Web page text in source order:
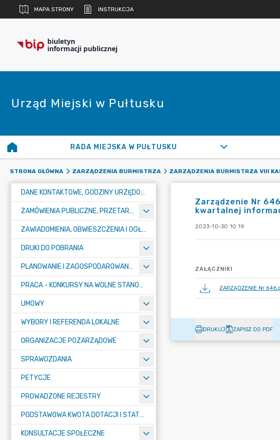
MAPA STRONY INSTRUKCJA
biuletyn
informacji publicznej
Urząd Miejski w Pułtusku
RADA MIEJSKA W PUŁTUSKU
STRONA GŁÓWNA ZARZĄDZENIA BURMISTRZA ZARZĄDZENIA BURMISTRZA VIII
DANE KONTAKTOWE, GODZINY URZĘDOWANIA I NUMER KONTA BANKOWEGO
ZAMÓWIENIA PUBLICZNE, PRZETARGI, KONKURSY
ZAWIADOMIENIA, OBWIESZCZENIA I OGŁOSZENIA
DRUKI DO POBRANIA
PLANOWANIE I ZAGOSPODAROWANIE PRZESTRZENNE
PRACA - KONKURSY NA WOLNE STANOWISKA
UMOWY
WYBORY I REFERENDA LOKALNE
ORGANIZACJE POZARZĄDOWE
SPRAWOZDANIA
PETYCJE
PROWADZONE REJESTRY
PODSTAWOWA KWOTA DOTACJI I STATYSTYCZNA LICZBA UCZNIÓW
KONSULTACJE SPOŁECZNE
Zarządzenie Nr
kwartalnej
2023-10-30 10:19
ZAŁĄCZNIKI
ZARZĄDZENIE Nr
DRUKUJ ZAPISZ DO PDF